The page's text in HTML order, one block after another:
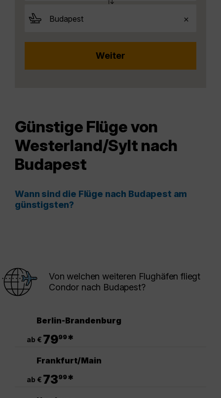
Günstige Flüge von
Westerland/Sylt nach
Budapest
Wann sind die Flüge nach Budapest am
günstigsten?
Von welchen weiteren Flughäfen fliegt
Condor nach Budapest?
Berlin-Brandenburg
ab € 7999*
Frankfurt/Main
ab € 7399*